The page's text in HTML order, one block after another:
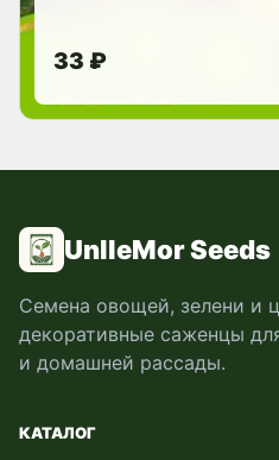
33 ₽
UnlleMor Seeds
Семена овощей, зелени и
декоративные саженцы
и домашней рассады.
КАТАЛОГ